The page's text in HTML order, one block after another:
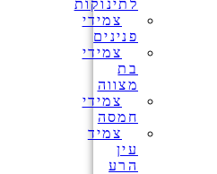
לתינוקות
צמידי
פנינים
צמידי
בת
מצווה
צמידי
חמסה
צמיד
עין
הרע